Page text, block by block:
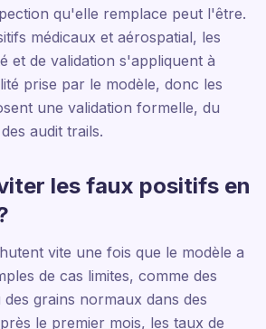
qu'elle remplace peut l'être.
médicaux et aérospatial, les
et de validation s'appliquent à
prise par le modèle, donc les
une validation formelle, du
audit trails.
les faux positifs en
vite une fois que le modèle a
de cas limites, comme des
grains normaux dans des
le premier mois, les taux de